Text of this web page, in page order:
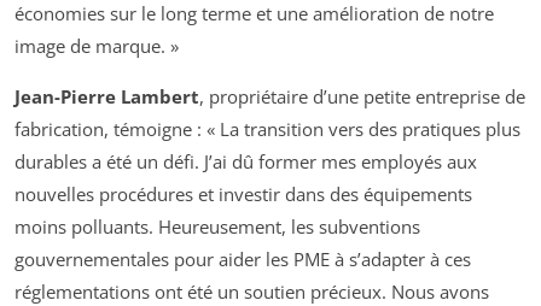
économies sur le long terme et une amélioration de notre
image de marque. »
Jean-Pierre Lambert, propriétaire d’une petite entreprise de
fabrication, témoigne : « La transition vers des pratiques plus
durables a été un défi. J’ai dû former mes employés aux
nouvelles procédures et investir dans des équipements
moins polluants. Heureusement, les subventions
gouvernementales pour aider les PME à s’adapter à ces
réglementations ont été un soutien précieux. Nous avons